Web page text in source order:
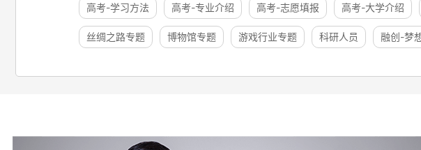
高考-学习方法 高考-专业介绍 高考-志愿填报 高考-大学介绍
丝绸之路专题 博物馆专题 游戏行业专题 科研人员 融创-梦